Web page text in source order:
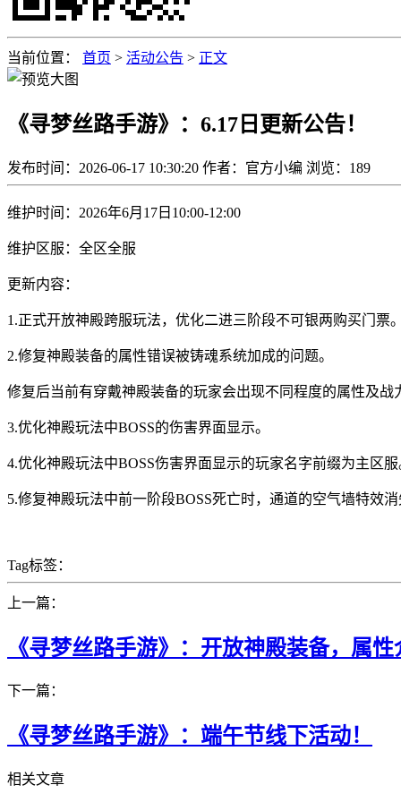
当前位置： 首页 > 活动公告 > 正文
《寻梦丝路手游》：6.17日更新公告！
发布时间：2026-06-17 10:30:20 作者：官方小编 浏览： 189
维护时间：2026年6月17日10:00-12:00
维护区服：全区全服
更新内容：
1.正式开放神殿跨服玩法，优化二进三阶段不可银两购买门票。
2.修复神殿装备的属性错误被铸魂系统加成的问题。
修复后当前有穿戴神殿装备的玩家会出现不同程度的属性及战
3.优化神殿玩法中BOSS的伤害界面显示。
4.优化神殿玩法中BOSS伤害界面显示的玩家名字前缀为主区服
5.修复神殿玩法中前一阶段BOSS死亡时，通道的空气墙特效
Tag标签：
上一篇：
《寻梦丝路手游》：开放神殿装备，属性
下一篇：
《寻梦丝路手游》：端午节线下活动！
相关文章